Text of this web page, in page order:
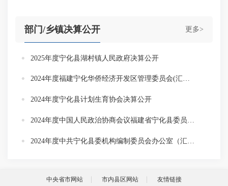
更多>
部门/乡镇决算公开
2025年度宁化县湖村镇人民政府决算公开
2024年度福建宁化华侨经济开发区管理委员会(汇总)部门决算
2024年度宁化县计划生育协会决算公开
2024年度中国人民政治协商会议福建省宁化县委员会（汇总）部门决算
中央省市网站 市内县区网站 友情链接